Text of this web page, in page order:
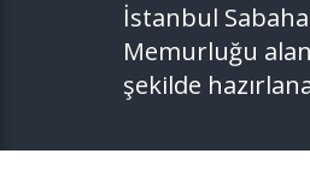
İstanbul
Memurluğu
şekilde